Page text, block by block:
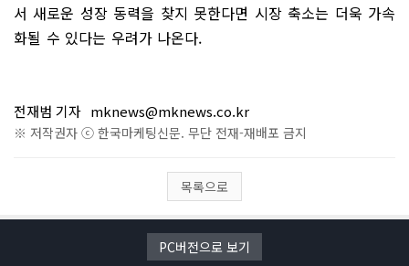
서 새로운 성장 동력을 찾지 못한다면 시장 축소는 더욱 가속
화될 수 있다는 우려가 나온다.
전재범 기자 mknews@mknews.co.kr
※ 저작권자 ⓒ 한국마케팅신문. 무단 전재-재배포 금지
목록으로
PC버전으로 보기